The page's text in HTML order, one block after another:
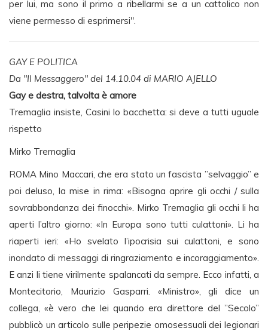
per lui, ma sono il primo a ribellarmi se a un cattolico non
viene permesso di esprimersi".
GAY E POLITICA
Da "Il Messaggero" del 14.10.04 di MARIO AJELLO
Gay e destra, talvolta è amore
Tremaglia insiste, Casini lo bacchetta: si deve a tutti uguale
rispetto
Mirko Tremaglia
ROMA Mino Maccari, che era stato un fascista ”selvaggio” e
poi deluso, la mise in rima: «Bisogna aprire gli occhi / sulla
sovrabbondanza dei finocchi». Mirko Tremaglia gli occhi li ha
aperti l’altro giorno: «In Europa sono tutti culattoni». Li ha
riaperti ieri: «Ho svelato l’ipocrisia sui culattoni, e sono
inondato di messaggi di ringraziamento e incoraggiamento».
E anzi li tiene virilmente spalancati da sempre. Ecco infatti, a
Montecitorio, Maurizio Gasparri. «Ministro», gli dice un
collega, «è vero che lei quando era direttore del ”Secolo”
pubblicò un articolo sulle peripezie omosessuali dei legionari